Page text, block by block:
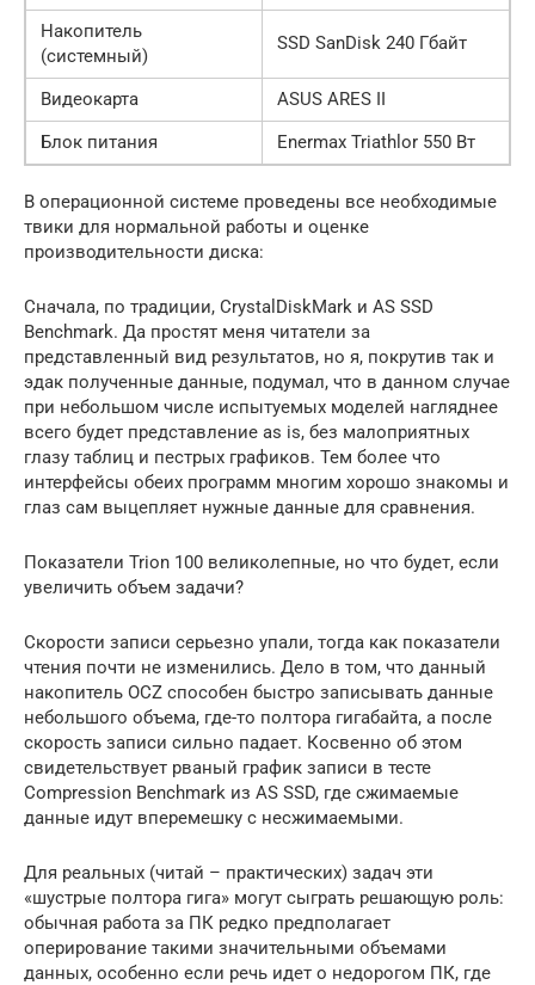
Накопитель
(системный)
SSD SanDisk 240 Гбайт
Видеокарта
ASUS ARES II
Блок питания
Enermax Triathlor 550 Вт
В операционной системе проведены все необходимые
твики для нормальной работы и оценке
производительности диска:
Сначала, по традиции, CrystalDiskMark и AS SSD
Benchmark. Да простят меня читатели за
представленный вид результатов, но я, покрутив так и
эдак полученные данные, подумал, что в данном случае
при небольшом числе испытуемых моделей нагляднее
всего будет представление as is, без малоприятных
глазу таблиц и пестрых графиков. Тем более что
интерфейсы обеих программ многим хорошо знакомы и
глаз сам выцепляет нужные данные для сравнения.
Показатели Trion 100 великолепные, но что будет, если
увеличить объем задачи?
Скорости записи серьезно упали, тогда как показатели
чтения почти не изменились. Дело в том, что данный
накопитель OCZ способен быстро записывать данные
небольшого объема, где-то полтора гигабайта, а после
скорость записи сильно падает. Косвенно об этом
свидетельствует рваный график записи в тесте
Compression Benchmark из AS SSD, где сжимаемые
данные идут вперемешку с несжимаемыми.
Для реальных (читай – практических) задач эти
«шустрые полтора гига» могут сыграть решающую роль:
обычная работа за ПК редко предполагает
оперирование такими значительными объемами
данных, особенно если речь идет о недорогом ПК, где